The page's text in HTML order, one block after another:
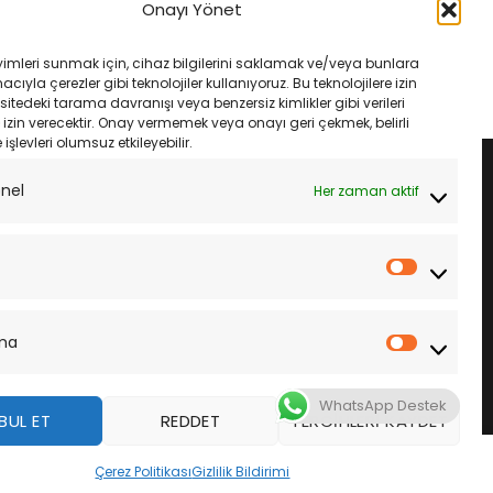
Onayı Yönet
sunmak için, cihaz bilgilerini saklamak ve/veya bunlara
çerezler gibi teknolojiler kullanıyoruz. Bu teknolojilere izin
tarama davranışı veya benzersiz kimlikler gibi verileri
verecektir. Onay vermemek veya onayı geri çekmek, belirli
işlevleri olumsuz etkileyebilir.
Her zaman aktif
İstatistik
ET REDDET TERCIHLERI KAYDET
Çerez PolitikasıGizlilik Bildirimi
andaki
fiyat:
₺1,535.00.
Fa630V Ön Fren Balatası
fiyat:
₺2,650.00.
andaki
fiyat:
₺2,250.00.
SEPETE EKLE
DAHA FAZLA BILGI
WhatsApp Destek